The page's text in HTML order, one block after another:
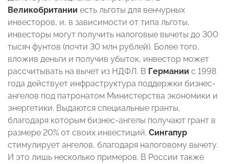
Великобритании есть льготы для венчурных
инвесторов, и, в зависимости от типа льготы,
инвесторы могут получить налоговые вычеты до 300
тысяч фунтов (почти 30 млн рублей). Более того,
вложив деньги и получив убыток, инвестор может
рассчитывать на вычет из НДФЛ. В Германии с 1998
года действует инфраструктура поддержки бизнес-
ангелов под патронатом Министерства экономики и
энергетики. Выдаются специальные гранты,
благодаря которым бизнес-ангелы получают грант в
размере 20% от своих инвестиций. Сингапур
стимулирует ангелов, благодаря налоговому вычету.
И это лишь несколько примеров. В России также